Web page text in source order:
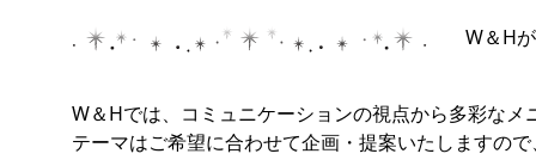
W＆H
W＆Hでは、コミュニケーションの視点から多彩な
テーマはご希望に合わせて企画・提案いたしますの